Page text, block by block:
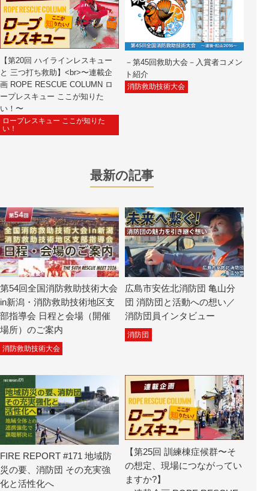
【第20回 ハイラインレスキュー
と 三つ打ち救助】<br>〜連載企
画 ROPE RESCUE COLUMN ロ
ープレスキュー ここが知りた
い！〜
ロープレスキュー ここが知りた
い！
－第45回救助大会－入賞者コメン
ト紹介
消防救助技術大会
最新の記事
第54回全国消防救助技術大会
in新潟・消防救助技術地区支
部指導会 日程と会場（開催
場所）のご案内
消防救助技術大会
広島市安佐北消防団 亀山分
団 消防団と活動への想い／
消防団員インタビュー
消防団
FIRE REPORT #171 地域防
災の要、消防団 その充実強
化と活性化へ
【第25回 訓練棟症候群〜そ
の想定、現場につながってい
ますか?】